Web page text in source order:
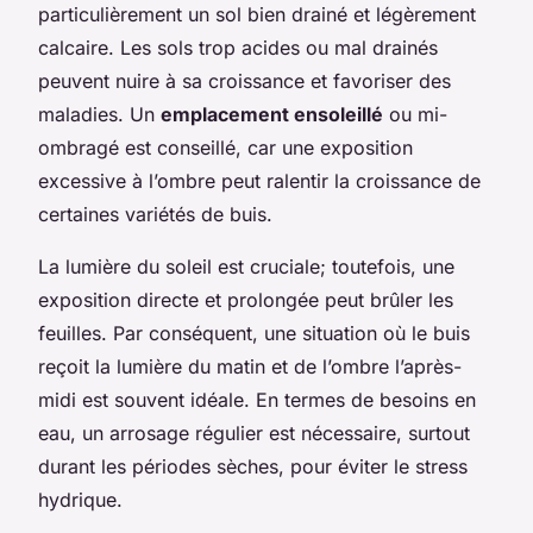
particulièrement un sol bien drainé et légèrement
calcaire. Les sols trop acides ou mal drainés
peuvent nuire à sa croissance et favoriser des
maladies. Un emplacement ensoleillé ou mi-
ombragé est conseillé, car une exposition
excessive à l’ombre peut ralentir la croissance de
certaines variétés de buis.
La lumière du soleil est cruciale; toutefois, une
exposition directe et prolongée peut brûler les
feuilles. Par conséquent, une situation où le buis
reçoit la lumière du matin et de l’ombre l’après-
midi est souvent idéale. En termes de besoins en
eau, un arrosage régulier est nécessaire, surtout
durant les périodes sèches, pour éviter le stress
hydrique.